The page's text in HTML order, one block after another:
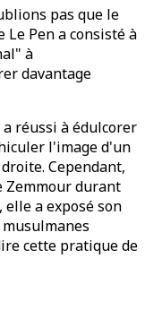
pas que le
Le Pen a consisté à
à
davantage
réussi à édulcorer
l'image d'un
Cependant,
Zemmour durant
a exposé son
cette pratique de